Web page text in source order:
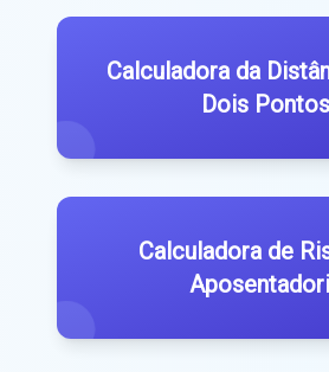
Calculadora da
Dois Pontos
Calculadora de